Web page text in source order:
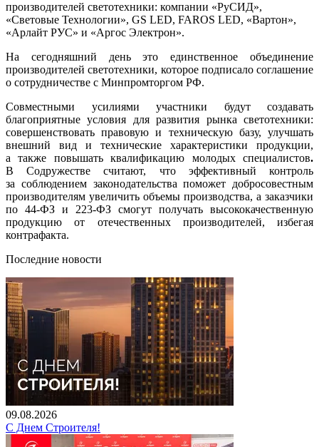
производителей светотехники: компании «РуСИД»,
«Световые Технологии», GS LED, FAROS LED, «Вартон»,
«Арлайт РУС» и «Аргос Электрон».
На сегодняшний день это единственное объединение
производителей светотехники, которое подписало соглашение
о сотрудничестве с Минпромторгом РФ.
Совместными усилиями участники будут создавать
благоприятные условия для развития рынка светотехники:
совершенствовать правовую и техническую базу, улучшать
внешний вид и технические характеристики продукции,
а также повышать квалификацию молодых специалистов.
В Содружестве считают, что эффективный контроль
за соблюдением законодательства поможет добросовестным
производителям увеличить объемы производства, а заказчики
по 44-ФЗ и 223-ФЗ смогут получать высококачественную
продукцию от отечественных производителей, избегая
контрафакта.
Последние новости
09.08.2026
С Днем Строителя!